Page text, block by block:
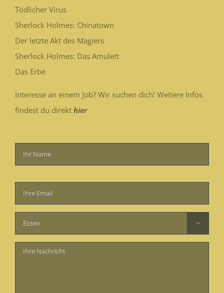
Tödlicher Virus
Sherlock Holmes: Chinatown
Der letzte Akt des Magiers
Sherlock Holmes: Das Amulett
Das Erbe
Interesse an einem Job? Wir suchen dich! Weitere Infos
findest du direkt hier
lasse
dieses
Feld
leer.
